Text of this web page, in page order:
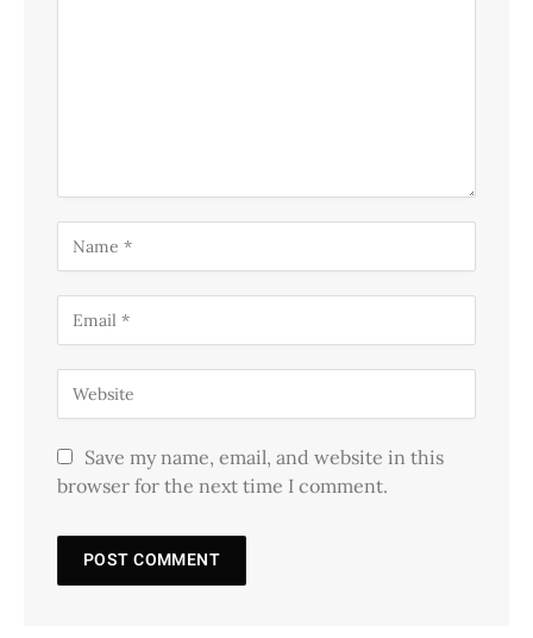
Save my name, email, and website in this
browser for the next time I comment.